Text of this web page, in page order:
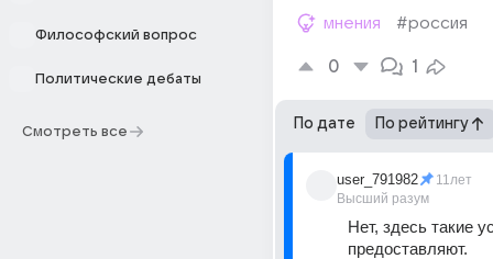
Философский вопрос
Политические дебаты
Смотреть все
мнения #россия
0 1
По дате По рейтингу
user_791982
Высший разум
11лет
Нет, здесь такие
предоставляют.